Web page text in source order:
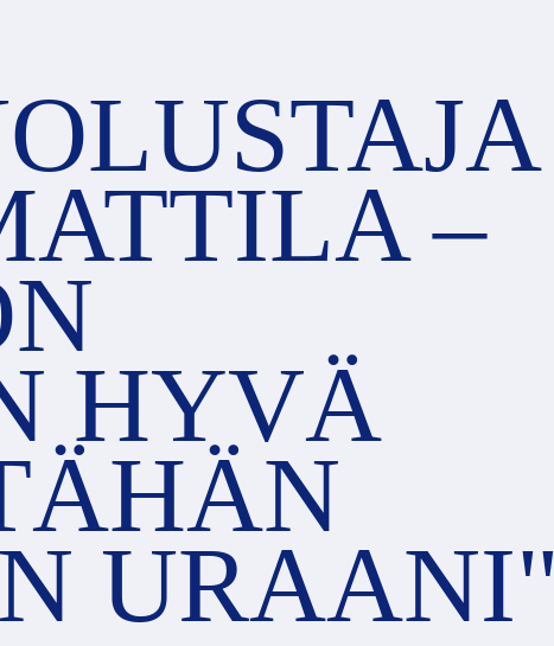
–
HYVÄ
URAANI"